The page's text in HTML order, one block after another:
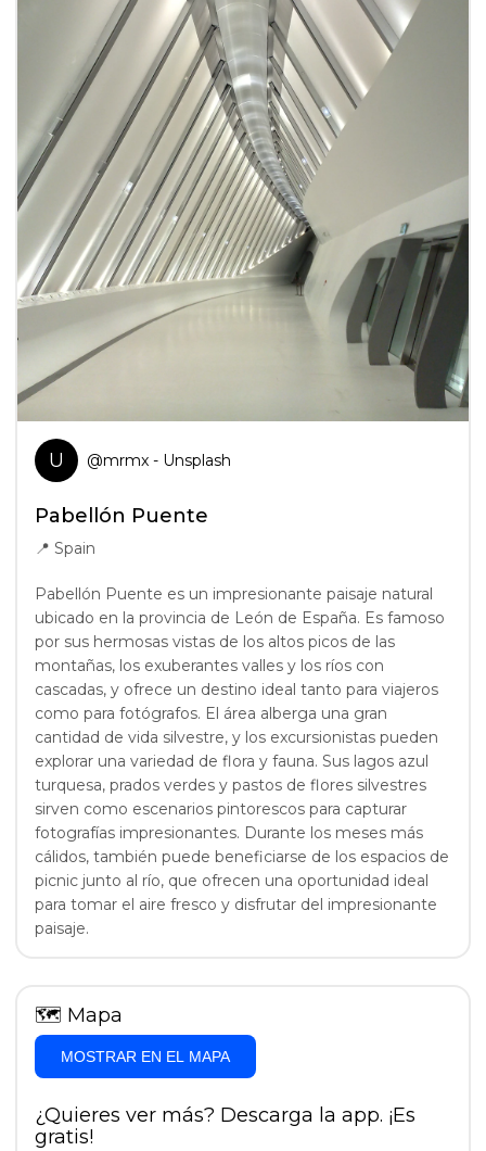
U @mrmx- Unsplash
Pabellón Puente
📍 Spain
Pabellón Puente es un impresionante paisaje natural
ubicado en la provincia de León de España. Es famoso
por sus hermosas vistas de los altos picos de las
montañas, los exuberantes valles y los ríos con
cascadas, y ofrece un destino ideal tanto para viajeros
como para fotógrafos. El área alberga una gran
cantidad de vida silvestre, y los excursionistas pueden
explorar una variedad de flora y fauna. Sus lagos azul
turquesa, prados verdes y pastos de flores silvestres
sirven como escenarios pintorescos para capturar
fotografías impresionantes. Durante los meses más
cálidos, también puede beneficiarse de los espacios de
picnic junto al río, que ofrecen una oportunidad ideal
para tomar el aire fresco y disfrutar del impresionante
paisaje.
🗺 Mapa
MOSTRAR EN EL MAPA
¿Quieres ver más? Descarga la app. ¡Es
gratis!